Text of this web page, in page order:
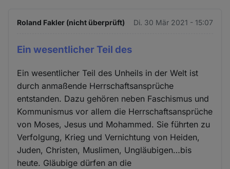
Roland Fakler (nicht überprüft) Di. 30 Mär 2021 - 15:07
Ein wesentlicher Teil des
Ein wesentlicher Teil des Unheils in der Welt ist
durch anmaßende Herrschaftsansprüche
entstanden. Dazu gehören neben Faschismus und
Kommunismus vor allem die Herrschaftsansprüche
von Moses, Jesus und Mohammed. Sie führten zu
Verfolgung, Krieg und Vernichtung von Heiden,
Juden, Christen, Muslimen, Ungläubigen…bis
heute. Gläubige dürfen an die